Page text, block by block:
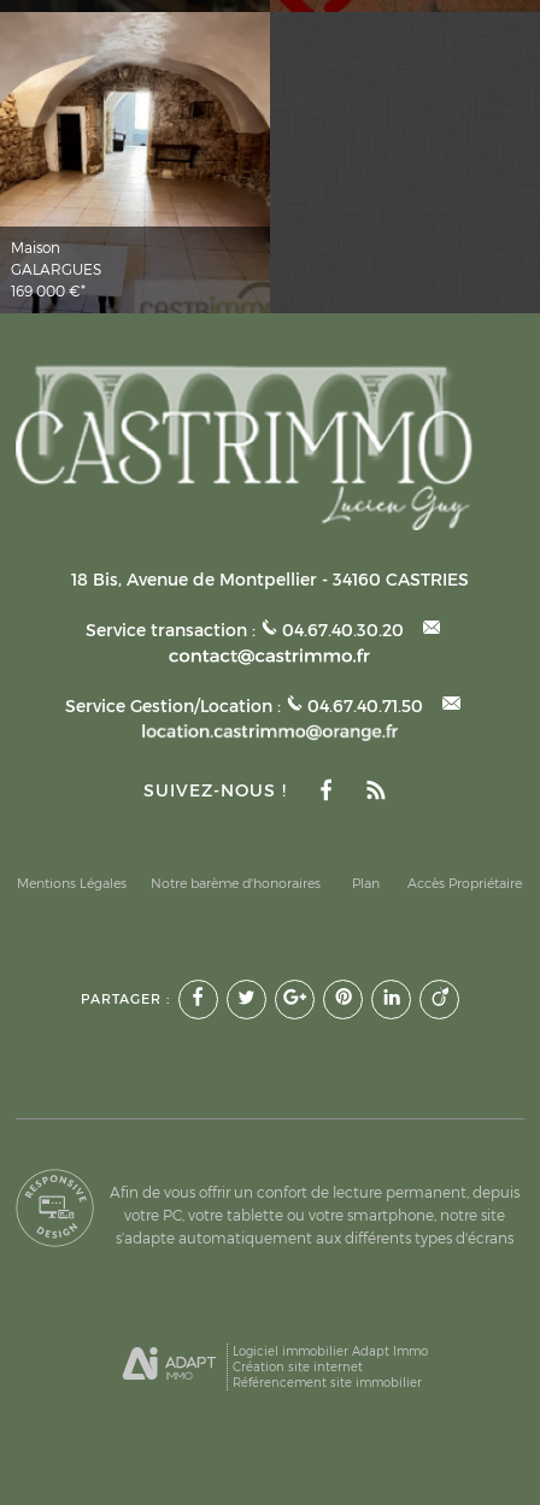
Maison
GALARGUES
169 000 €*
18 Bis, Avenue de Montpellier- 34160 CASTRIES
Service transaction : 04.67.40.30.20
Service Gestion/Location : 04.67.40.71.50
SUIVEZ-NOUS !
Mentions Légales Notre barème d'honoraires Plan Accès Propriétaire
PARTAGER :
Afin de vous offrir un confort de lecture permanent, depuis
votre PC, votre tablette ou votre smartphone, notre site
s’adapte automatiquement aux différents types d'écrans
Logiciel immobilier Adapt Immo
Création site internet
Référencement site immobilier